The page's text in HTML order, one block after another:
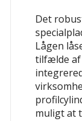
Det
Lågen
tilfælde af
muligt at